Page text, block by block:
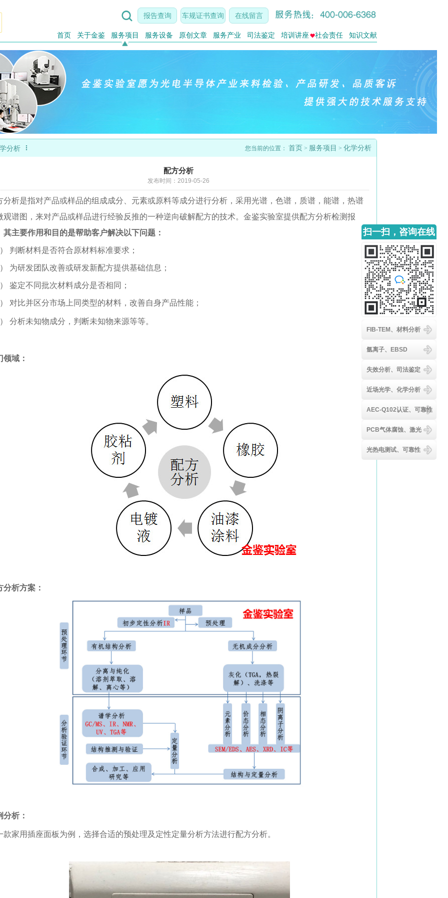
在线留言
车规证书查询
报告查询

首页 关于金鉴 服务项目 服务设备 原创文章 服务产业 司法鉴定 培训讲座 社会责任 知识文献
分析  您当前的位置： 首页 > 服务项目 > 化学分析
配方分析
发布时间：2019-05-26
分析是指对产品或样品的组成成分、元素或原料等成分进行分析，采用光谱，色谱，质谱，能谱，热谱
观谱图，来对产品或样品进行经验反推的一种逆向破解配方的技术。金鉴实验室提供配方分析检测报
其主要作用和目的是帮助客户解决以下问题：
判断材料是否符合原材料标准要求；
为研发团队改善或研发新配方提供基础信息；
鉴定不同批次材料成分是否相同；
对比并区分市场上同类型的材料，改善自身产品性能；
分析未知物成分，判断未知物来源等等。
领域：
分析方案：
分析：
款家用插座面板为例，选择合适的预处理及定性定量分析方法进行配方分析。
扫一扫，咨询在线
客服
FIB-TEM、材料分析
氩离子、EBSD
失效分析、司法鉴定
近场光学、化学分析
AEC-Q102认证、可靠性
PCB气体腐蚀、激光
光热电测试、可靠性